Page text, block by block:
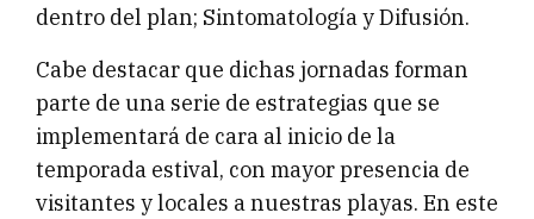
dentro del plan; Sintomatología y Difusión.
Cabe destacar que dichas jornadas forman
parte de una serie de estrategias que se
implementará de cara al inicio de la
temporada estival, con mayor presencia de
visitantes y locales a nuestras playas. En este